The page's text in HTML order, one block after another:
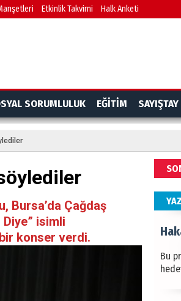
Etkinlik Takvimi Halk Anketi
SORUMLULUK EĞİTİM SAYIŞTAY
Bursa’da Çağdaş
Diye” isimli
konser verdi.
Bu